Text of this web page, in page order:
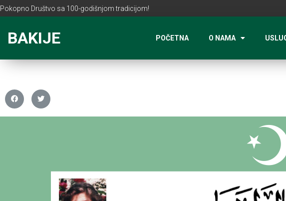
Pokopno Društvo sa 100-godišnjom tradicijom!
BAKIJE POČETNA O NAMA